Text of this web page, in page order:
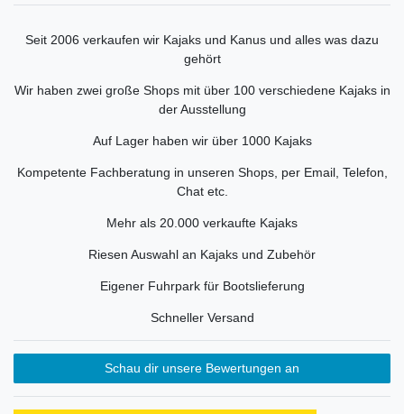
Seit 2006 verkaufen wir Kajaks und Kanus und alles was dazu
gehört
Wir haben zwei große Shops mit über 100 verschiedene Kajaks in
der Ausstellung
Auf Lager haben wir über 1000 Kajaks
Kompetente Fachberatung in unseren Shops, per Email, Telefon,
Chat etc.
Mehr als 20.000 verkaufte Kajaks
Riesen Auswahl an Kajaks und Zubehör
Eigener Fuhrpark für Bootslieferung
Schneller Versand
Schau dir unsere Bewertungen an